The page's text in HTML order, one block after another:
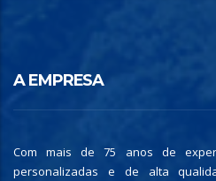
A EMPRESA
Com mais de 75 anos de
personalizadas e de alta